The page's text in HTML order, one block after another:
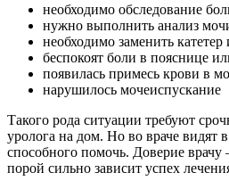
необходимо обследование
нужно выполнить анализ
необходимо заменить
беспокоят боли в пояснице
появилась примесь крови в
нарушилось мочеиспускание
Такого рода ситуации требуют
уролога на дом. Но во враче видят
способного помочь. Доверие
порой сильно зависит успех